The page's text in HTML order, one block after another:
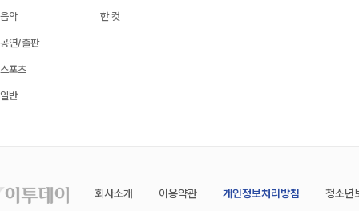
음악
공연/출판
스포츠
일반
한 컷
회사소개 이용약관 개인정보처리방침 청소년